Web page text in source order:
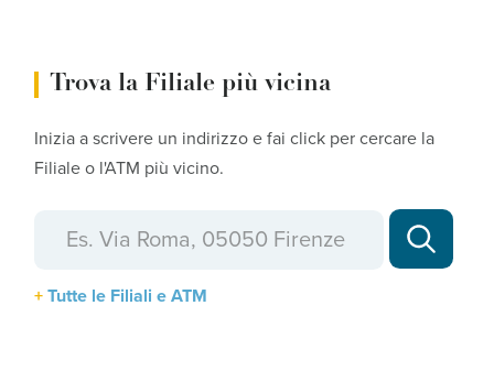
Trova la Filiale più vicina
Inizia a scrivere un indirizzo e fai click per cercare la
Filiale o l'ATM più vicino.
Tutte le Filiali e ATM